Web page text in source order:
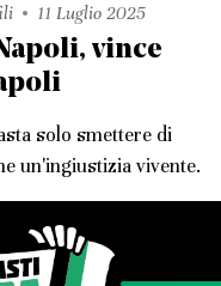
11 Luglio 2025
vince
solo smettere di
un'ingiustizia vivente.